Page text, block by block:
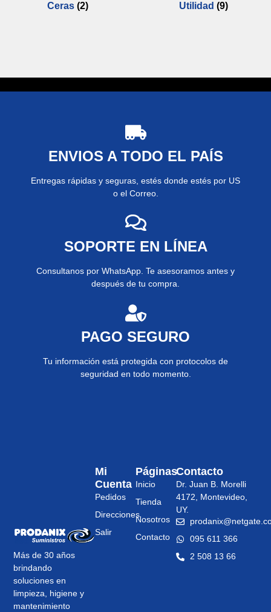
Ceras (2) Utilidad (9)
ENVIOS A TODO EL PAÍS
Entregas rápidas y seguras, estés donde estés por US
o el Correo.
SOPORTE EN LÍNEA
Consultanos por WhatsApp. Te asesoramos antes y
después de tu compra.
PAGO SEGURO
Tu información está protegida con protocolos de
seguridad en todo momento.
Más de 30 años
brindando
soluciones en
limpieza, higiene y
mantenimiento
Páginas
Inicio
Tienda
Nosotros
Contacto
Mi
Cuenta
Pedidos
Direcciones
Salir
Contacto
Dr. Juan B. Morelli
4172, Montevideo,
UY.
095 611 366
2 508 13 66